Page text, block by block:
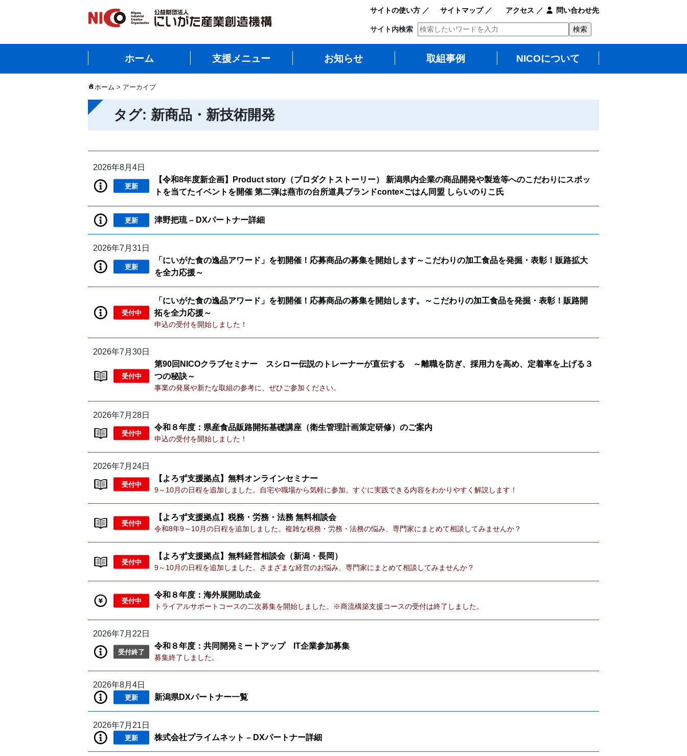
サイトの使い方／ サイトマップ／ アクセス ／ 問い合わせ先
サイト内検索
ホーム 支援メニュー お知らせ 取組事例 NICOについて
ホーム > アーカイブ
タグ: 新商品・新技術開発
2026年8月4日
更新
【令和8年度新企画】Product story（プロダクトストーリー） 新潟県内企業の商品開発や製造等へのこだわりにスポッ
トを当てたイベントを開催 第二弾は燕市の台所道具ブランドconte×ごはん同盟 しらいのりこ氏
更新 津野把琉 – DXパートナー詳細
2026年7月31日
更新
「にいがた食の逸品アワード」を初開催！応募商品の募集を開始します～こだわりの加工食品を発掘・表彰！販路拡大
を全力応援～
受付中
「にいがた食の逸品アワード」を初開催！応募商品の募集を開始します。～こだわりの加工食品を発掘・表彰！販路開
拓を全力応援～
申込の受付を開始しました！
2026年7月30日
受付中
第90回NICOクラブセミナー スシロー伝説のトレーナーが直伝する ～離職を防ぎ、採用力を高め、定着率を上げる３
つの秘訣～
事業の発展や新たな取組の参考に、ぜひご参加ください。
2026年7月28日
受付中
令和８年度：県産食品販路開拓基礎講座（衛生管理計画策定研修）のご案内
申込の受付を開始しました！
2026年7月24日
受付中
【よろず支援拠点】無料オンラインセミナー
9～10月の日程を追加しました。自宅や職場から気軽に参加。すぐに実践できる内容をわかりやすく解説します！
受付中
【よろず支援拠点】税務・労務・法務 無料相談会
令和8年9～10月の日程を追加しました。複雑な税務・労務・法務の悩み、専門家にまとめて相談してみませんか？
受付中
【よろず支援拠点】無料経営相談会（新潟・長岡）
9～10月の日程を追加しました。さまざまな経営のお悩み、専門家にまとめて相談してみませんか？
受付中
令和８年度：海外展開助成金
トライアルサポートコースの二次募集を開始しました。※商流構築支援コースの受付は終了しました。
2026年7月22日
受付終了
令和８年度：共同開発ミートアップ IT企業参加募集
募集終了しました。
2026年8月4日
更新 新潟県DXパートナー一覧
2026年7月21日
更新 株式会社プライムネット – DXパートナー詳細